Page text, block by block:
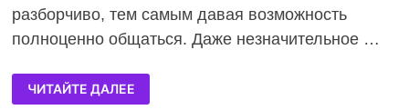
разборчиво, тем самым давая возможность
полноценно общаться. Даже незначительное …
ЧИТАЙТЕ ДАЛЕЕ